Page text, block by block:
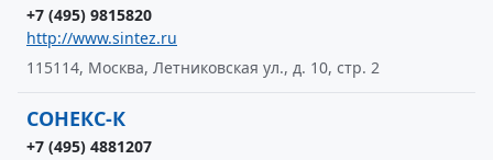
+7 (495) 9815820
http://www.sintez.ru
115114, Москва, Летниковская ул., д. 10, стр. 2
СОНЕКС-К
+7 (495) 4881207